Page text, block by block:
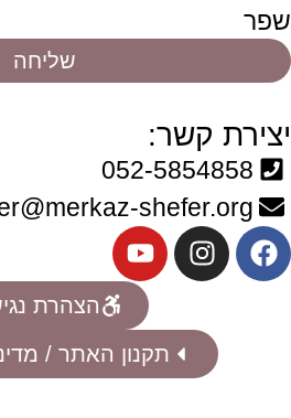
שפר
שליחה
יצירת קשר:
052-5854858
shefer.org
הצהרת
תקנון האתר /